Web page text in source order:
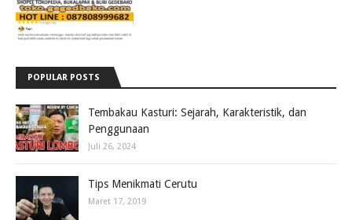
POPULAR POSTS
Tembakau Kasturi: Sejarah, Karakteristik, dan
Penggunaan
Juli 26, 2024
Tips Menikmati Cerutu
Maret 17, 2019